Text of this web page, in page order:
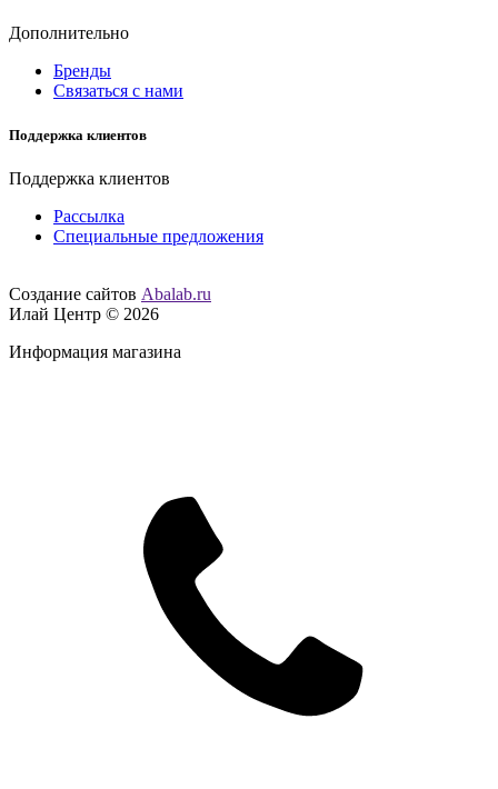
Дополнительно
Бренды
Связаться с нами
Поддержка клиентов
Поддержка клиентов
Рассылка
Специальные предложения
Создание сайтов Abalab.ru
Илай Центр © 2026
Информация магазина